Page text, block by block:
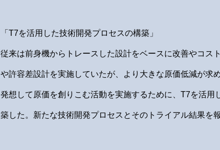
「T7を活用した技術開発プロセスの構築」
従来は前身機からトレースした設計をベースに改善やコス
や許容差設計を実施していたが、より大きな原価低減が求
発想して原価を創りこむ活動を実施するために、T7を活用
築した。新たな技術開発プロセスとそのトライアル結果を報